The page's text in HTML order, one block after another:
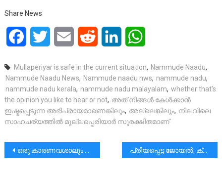
Share News
FacebookTwitter Email Reddit LinkedIn
Mullaperiyar is safe in the current situation, Nammude Naadu,
Nammude Naadu News, Nammude naadu nws, nammude nadu,
nammude nadu kerala, nammude nadu malayalam, whether that's
the opinion you like to hear or not, അത് നിങ്ങൾ കേൾക്കാൻ
ഇഷ്ടപ്പെടുന്ന അഭിപ്രായമാണെങ്കിലും, അല്ലെങ്കിലും, നിലവിലെ
സാഹചര്യത്തിൽ മുല്ലപ്പെരിയാർ സുരക്ഷിതമാണ്
പോസ്റ്റുകളിലൂടെ
ഒരു കാരണവശാലും പഴയ വസ്തുക്കൾ കൊടുക്കാതിരിക്കുക. അത് ലഭിക്കുന്നവരുടെ അഭിമാനത്തിന്റെ പ്രശ്നം കൂടിയാണ്.|മുരളി തുമ്മാരുകുടി പ്രിയപ്പെട്ട ജോയൽ, ക്യാമറയിൽ പകർത്തിയ ഓരോ ഫ്രെയിമുകളും നിന്റെ ഓട്ടോഗ്രാഫുകളാണ് മരണമില്ലാതെ ജീവിക്കുന്നവ…